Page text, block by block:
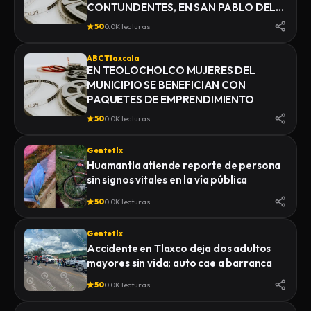
CONTUNDENTES, EN SAN PABLO DEL
MONTE
500.0K lecturas
ABC Tlaxcala
EN TEOLOCHOLCO MUJERES DEL
MUNICIPIO SE BENEFICIAN CON
PAQUETES DE EMPRENDIMIENTO
500.0K lecturas
Gentetlx
Huamantla atiende reporte de persona
sin signos vitales en la vía pública
500.0K lecturas
Gentetlx
Accidente en Tlaxco deja dos adultos
mayores sin vida; auto cae a barranca
500.0K lecturas